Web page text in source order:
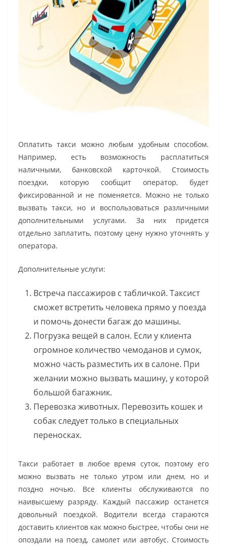
Оплатить такси можно любым удобным способом.
Например, есть возможность расплатиться
наличными, банковской карточкой. Стоимость
поездки, которую сообщит оператор, будет
фиксированной и не поменяется. Можно не только
вызвать такси, но и воспользоваться различными
дополнительными услугами. За них придется
отдельно заплатить, поэтому цену нужно уточнять у
оператора.
Дополнительные услуги:
Встреча пассажиров с табличкой. Таксист
сможет встретить человека прямо у поезда
и помочь донести багаж до машины.
Погрузка вещей в салон. Если у клиента
огромное количество чемоданов и сумок,
можно часть разместить их в салоне. При
желании можно вызвать машину, у которой
большой багажник.
Перевозка животных. Перевозить кошек и
собак следует только в специальных
переносках.
Такси работает в любое время суток, поэтому его
можно вызвать не только утром или днем, но и
поздно ночью. Все клиенты обслуживаются по
наивысшему разряду. Каждый пассажир останется
довольный поездкой. Водители всегда стараются
доставить клиентов как можно быстрее, чтобы они не
опоздали на поезд, самолет или автобус. Стоимость